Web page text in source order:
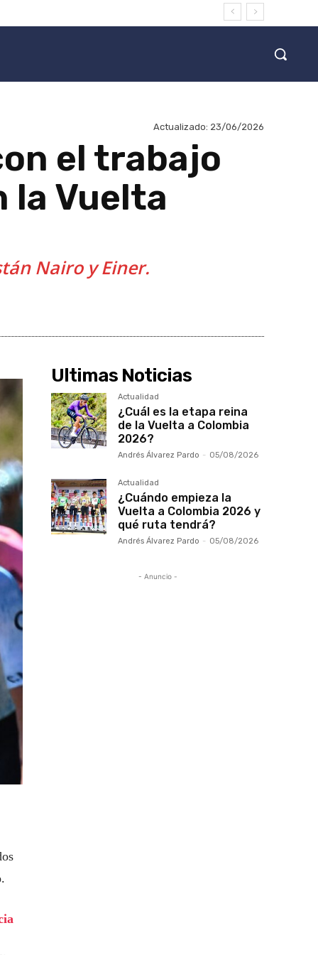
Actualizado: 23/06/2026
el trabajo
la Vuelta
Nairo y Einer.
Ultimas Noticias
Actualidad
¿Cuál es la etapa reina
de la Vuelta a Colombia
2026?
Andrés Álvarez Pardo - 05/08/2026
Actualidad
¿Cuándo empieza la
Vuelta a Colombia 2026 y
qué ruta tendrá?
Andrés Álvarez Pardo - 05/08/2026
- Anuncio -